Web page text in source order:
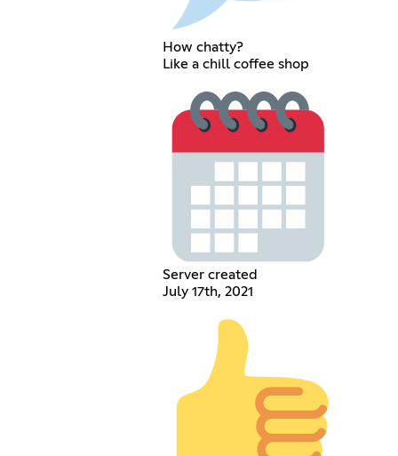
How chatty?
Like a chill coffee shop
Server created
July 17th, 2021